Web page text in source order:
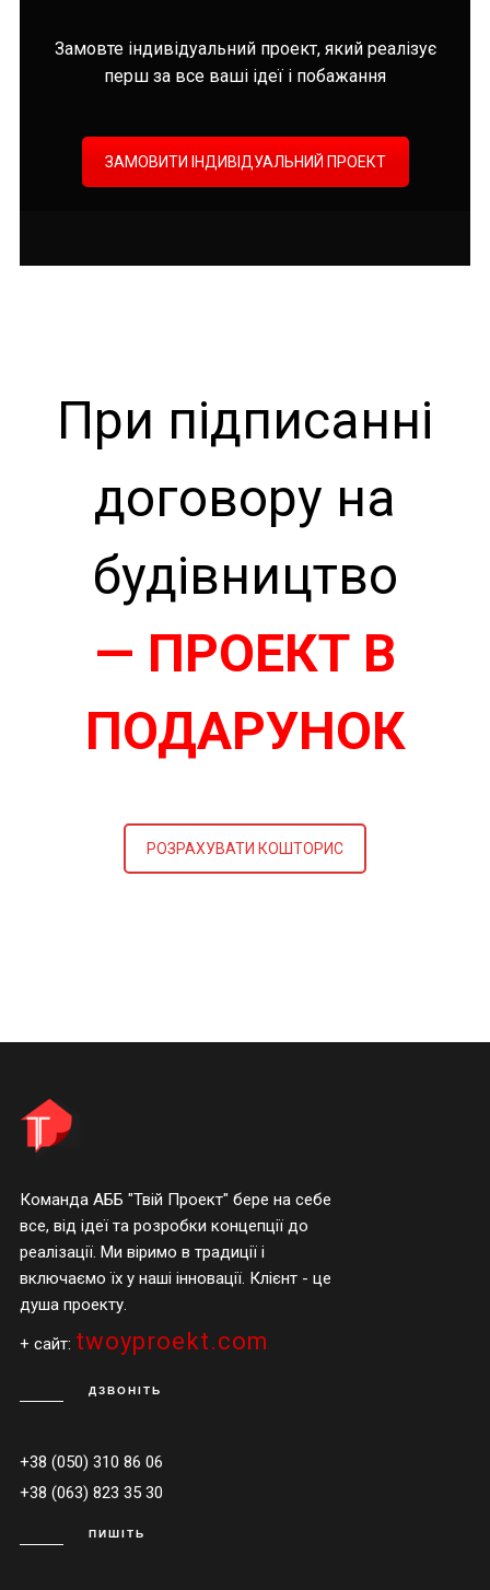
Замовте індивідуальний проект, який реалізує
перш за все ваші ідеї і побажання
ЗАМОВИТИ ІНДИВІДУАЛЬНИЙ ПРОЕКТ
При підписанні
договору на
будівництво
— ПРОЕКТ В
ПОДАРУНОК
РОЗРАХУВАТИ КОШТОРИС
Команда АББ "Твій Проект" бере на себе
все, від ідеї та розробки концепції до
реалізації. Ми віримо в традиції і
включаємо їх у наші інновації. Клієнт - це
душа проекту.
+ сайт: twoyproekt.com
ДЗВОНІТЬ
+38 (050) 310 86 06
+38 (063) 823 35 30
ПИШІТЬ